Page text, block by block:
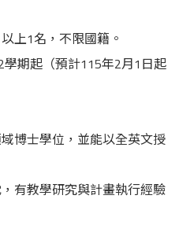
上1名，不限國籍。
期起（預計115年2月1日起
博士學位，並能以全英文授
有教學研究與計畫執行經驗